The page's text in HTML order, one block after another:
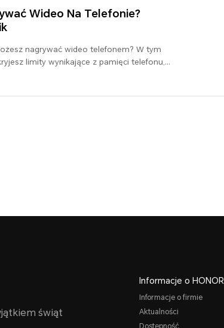
Wideo Na Telefonie?
nagrywać wideo telefonem? W tym
limity wynikające z pamięci telefonu,
świąt
Informacje o HONOR
Informacje o firmie
Aktualności
Dostępność